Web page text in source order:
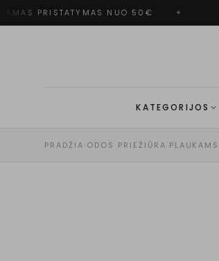
PRISTATYMAS NUO 50€
KATEGORIJOS
PRADŽIA·ODOS PRIEŽIŪRA·PLAUKAMS